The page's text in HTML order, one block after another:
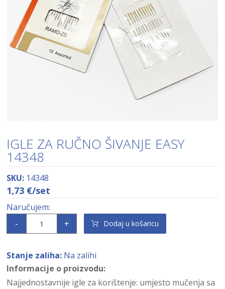
IGLE ZA RUČNO ŠIVANJE EASY
14348
SKU: 14348
1,73 €/set
- + Dodaj u košaricu
Stanje zaliha: Na zalihi
Informacije o proizvodu:
Najjednostavnije igle za korištenje: umjesto mučenja sa